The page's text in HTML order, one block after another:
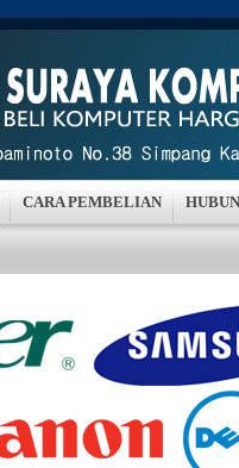
CARA PEMBELIAN